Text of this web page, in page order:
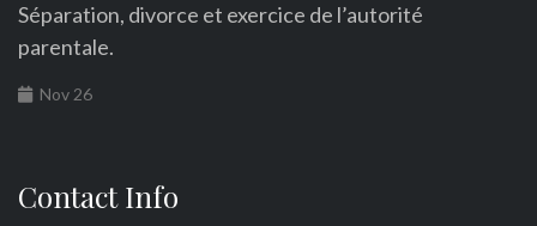
Séparation, divorce et exercice de l’autorité
parentale.
Nov 26
Contact Info